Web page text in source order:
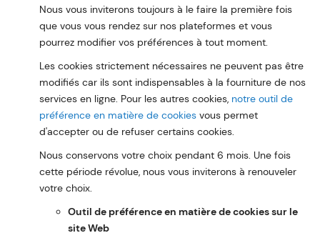
Nous vous inviterons toujours à le faire la première fois
que vous vous rendez sur nos plateformes et vous
pourrez modifier vos préférences à tout moment.
Les cookies strictement nécessaires ne peuvent pas être
modifiés car ils sont indispensables à la fourniture de nos
services en ligne. Pour les autres cookies, notre outil de
préférence en matière de cookies vous permet
d'accepter ou de refuser certains cookies.
Nous conservons votre choix pendant 6 mois. Une fois
cette période révolue, nous vous inviterons à renouveler
votre choix.
Outil de préférence en matière de cookies sur le
site Web